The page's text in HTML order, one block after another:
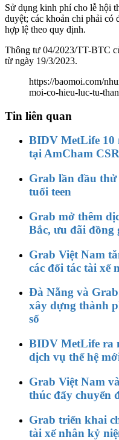
Sử dụng kinh phí cho lễ hội
duyệt; các khoản chi phải có
hợp lệ theo quy định.
Thông tư 04/2023/TT-BTC
từ ngày 19/3/2023.
https://baomoi.com/
moi-co-hieu-luc-tu-
Tin liên quan
BIDV MetLife 10
tại AmCham
Grab lần đầu
tuổi teen
Grab mở thêm
Bắc, ưu đãi đồng
Grab Việt Nam
các đối tác tài xế
Đà Nẵng và
xây dựng thành
số
BIDV MetLife ra
dịch vụ thế hệ
Grab Việt Nam
thúc đẩy chuyển
Grab triển khai
tài xế nhân kỷ